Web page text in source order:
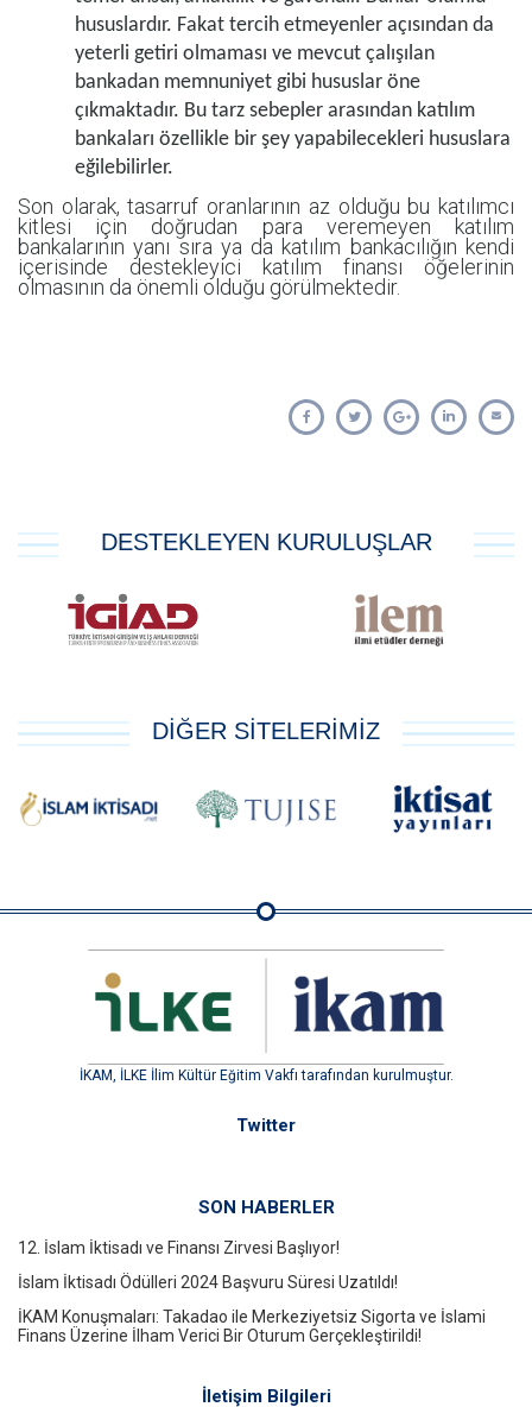
hususlardır. Fakat tercih etmeyenler açısından da
yeterli getiri olmaması ve mevcut çalışılan
bankadan memnuniyet gibi hususlar öne
çıkmaktadır. Bu tarz sebepler arasından katılım
bankaları özellikle bir şey yapabilecekleri hususlara
eğilebilirler.
Son olarak, tasarruf oranlarının az olduğu bu katılımcı
kitlesi için doğrudan para veremeyen katılım
bankalarının yanı sıra ya da katılım bankacılığın kendi
içerisinde destekleyici katılım finansı öğelerinin
olmasının da önemli olduğu görülmektedir.
DESTEKLEYEN KURULUŞLAR
DİĞER SİTELERİMİZ
İKAM, İLKE İlim Kültür Eğitim Vakfı tarafından kurulmuştur.
Twitter
SON HABERLER
12. İslam İktisadı ve Finansı Zirvesi Başlıyor!
İslam İktisadı Ödülleri 2024 Başvuru Süresi Uzatıldı!
İKAM Konuşmaları: Takadao ile Merkeziyetsiz Sigorta ve İslami
Finans Üzerine İlham Verici Bir Oturum Gerçekleştirildi!
İletişim Bilgileri